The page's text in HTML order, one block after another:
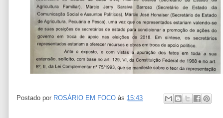
Postado por ROSÁRIO EM FOCO às 15:43